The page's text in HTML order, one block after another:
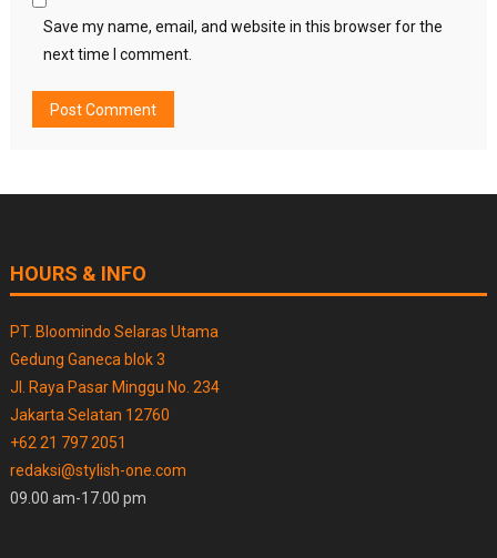
Save my name, email, and website in this browser for the
next time I comment.
HOURS & INFO
PT. Bloomindo Selaras Utama
Gedung Ganeca blok 3
Jl. Raya Pasar Minggu No. 234
Jakarta Selatan 12760
+62 21 797 2051
redaksi@stylish-one.com
09.00 am-17.00 pm